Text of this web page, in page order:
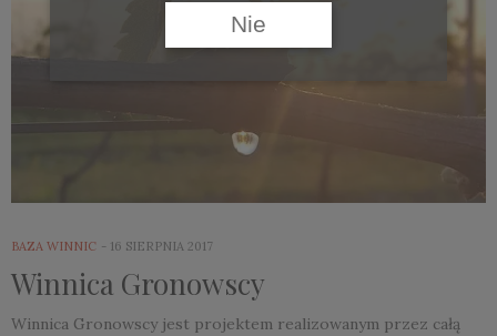
BAZA WINNIC 16 SIERPNIA 2017
Winnica Gronowscy
Winnica Gronowscy jest projektem realizowanym przez całą
Nie